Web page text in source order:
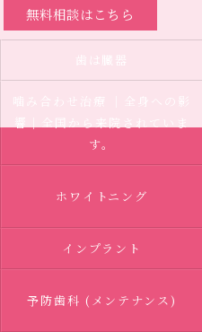
無料相談はこちら
歯は臓器
噛み合わせ治療 ｜全身への影
響｜全国から来院されていま
す。
ホワイトニング
インプラント
予防歯科 (メンテナンス)